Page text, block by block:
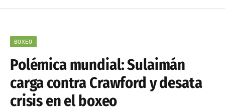
BOXEO
Polémica mundial: Sulaimán
carga contra Crawford y desata
crisis en el boxeo